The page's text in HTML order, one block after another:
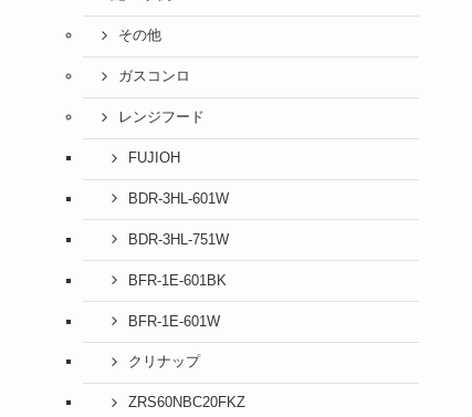
その他
ガスコンロ
レンジフード
FUJIOH
BDR-3HL-601W
BDR-3HL-751W
BFR-1E-601BK
BFR-1E-601W
クリナップ
ZRS60NBC20FKZ